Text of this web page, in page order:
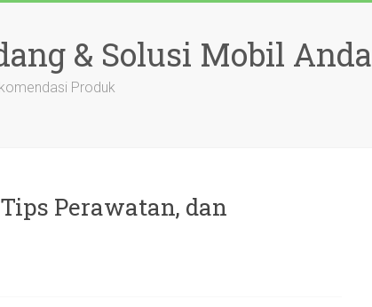
& Solusi Mobil Anda
Produk
Perawatan, dan